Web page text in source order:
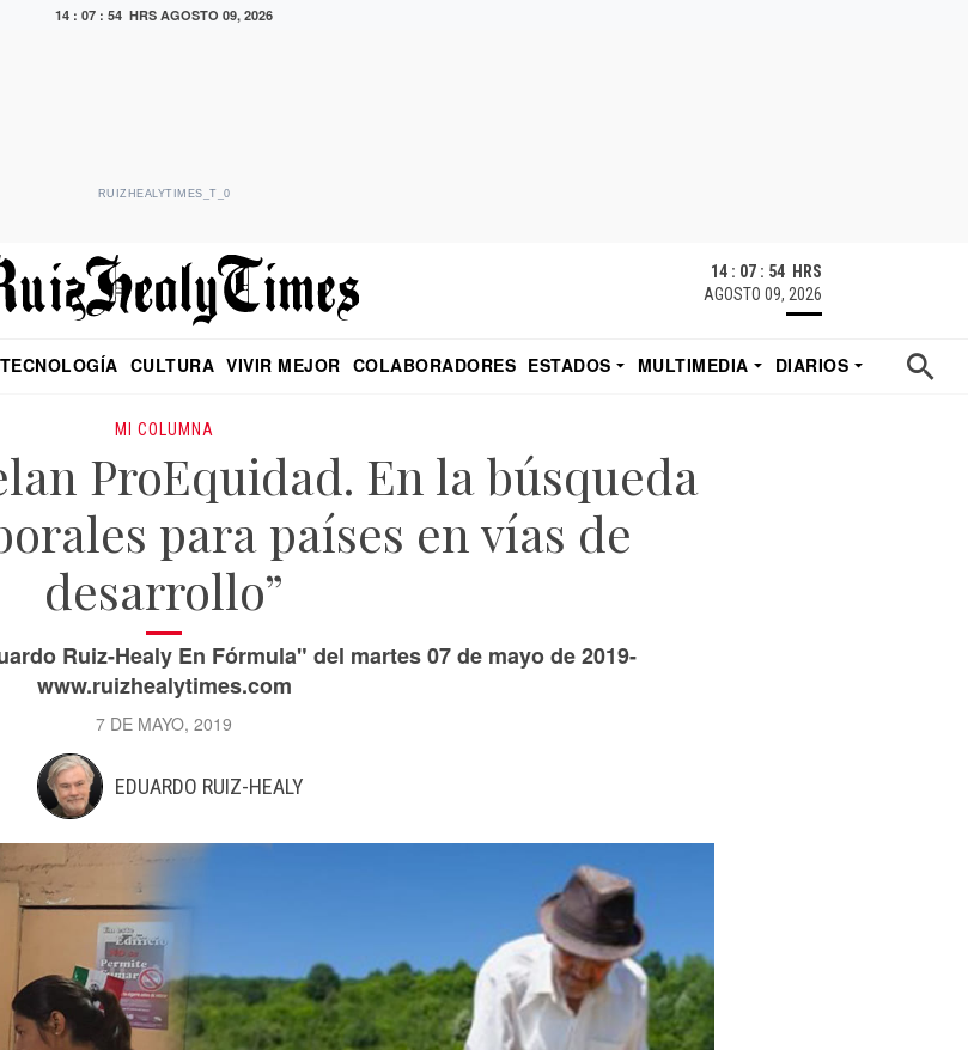
14 : 07 : 55 HRS AGOSTO 09, 2026
RUIZHEALYTIMES_T_0
14 : 07 : 55 HRS
AGOSTO 09, 2026
CULTURA VIVIR MEJOR COLABORADORES ESTADOS MULTIMEDIA
DIARIOS
MI COLUMNA
ProEquidad. En la búsqueda
para países en vías de
desarrollo”
Ruiz-Healy En Fórmula" del martes 07 de mayo de 2019-
www.ruizhealytimes.com
7 DE MAYO, 2019
EDUARDO RUIZ-HEALY